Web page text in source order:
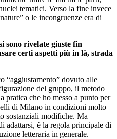
tematici. Verso la fine invece
o le incongruenze era di
sono rivelate giuste fin
certi aspetti più in là, strada
“aggiustamento” dovuto alle
del gruppo, il metodo
pratica che ho messo a punto per
di Milano in condizioni molto
sostanziali modifiche. Ma
adattarsi, è la regola principale di
letteraria in generale.